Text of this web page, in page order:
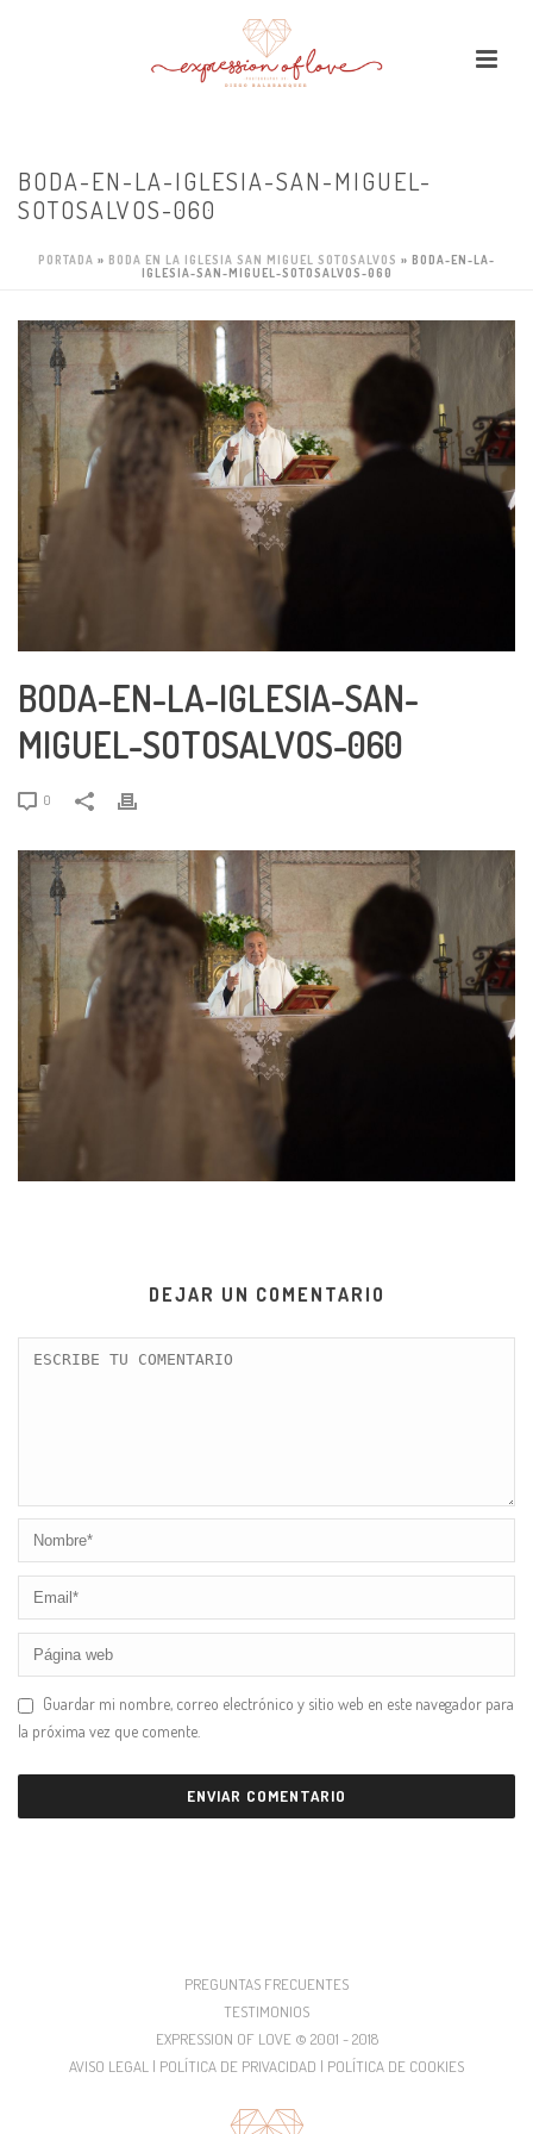
BODA-EN-LA-IGLESIA-SAN-MIGUEL-
SOTOSALVOS-060
PORTADA » BODA EN LA IGLESIA SAN MIGUEL SOTOSALVOS » BODA-EN-LA-
IGLESIA-SAN-MIGUEL-SOTOSALVOS-060
BODA-EN-LA-IGLESIA-SAN-
MIGUEL-SOTOSALVOS-060
0
DEJAR UN COMENTARIO
Guardar mi nombre, correo electrónico y sitio web en este navegador para
la próxima vez que comente.
PREGUNTAS FRECUENTES
TESTIMONIOS
EXPRESSION OF LOVE © 2001 - 2018
AVISO LEGAL | POLÍTICA DE PRIVACIDAD | POLÍTICA DE COOKIES